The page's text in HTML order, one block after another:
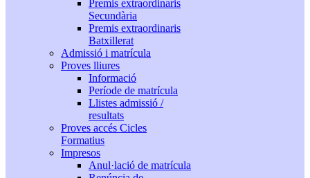
Premis extraordinaris
Secundària
Premis extraordinaris
Batxillerat
Admissió i matrícula
Proves lliures
Informació
Període de matrícula
Llistes admissió /
resultats
Proves accés Cicles
Formatius
Impresos
Anul·lació de matrícula